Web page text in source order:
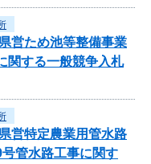
営ため池等整備事業
関する一般競争入札
営特定農業用管水路
管水路工事に関す